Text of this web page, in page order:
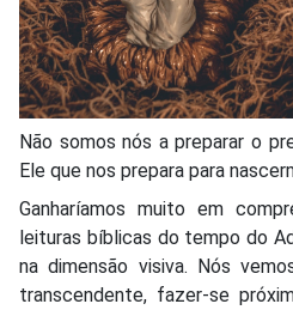
Não somos nós a preparar o
Ele que nos prepara para
Ganharíamos muito em
leituras bíblicas do tempo do
na dimensão visiva. Nós
transcendente, fazer-se